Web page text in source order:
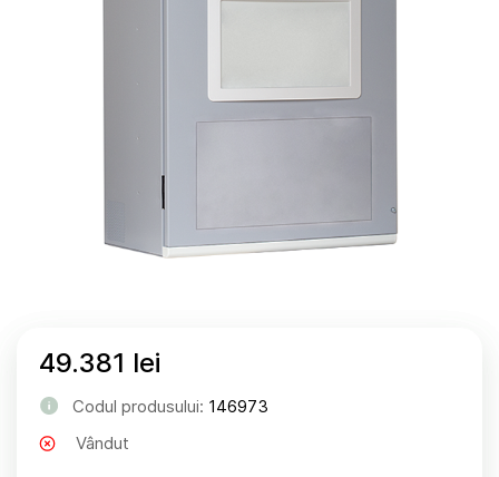
49.381 lei
Codul produsului: 146973
Vândut